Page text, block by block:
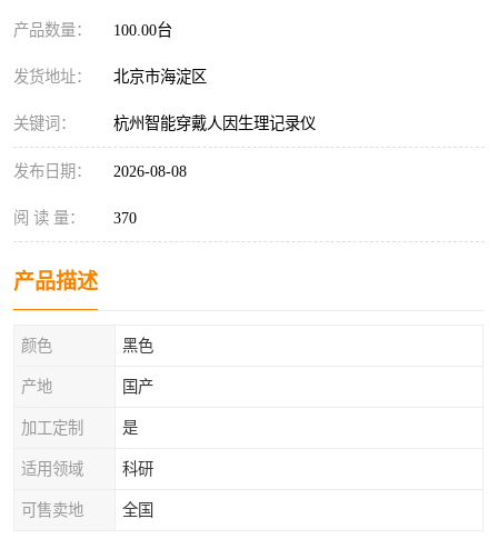
产品数量： 100.00台
发货地址： 北京市海淀区
关键词： 杭州智能穿戴人因生理记录仪
发布日期： 2026-08-08
阅 读 量： 370
产品描述
颜色 黑色
产地 国产
加工定制 是
适用领域 科研
可售卖地 全国